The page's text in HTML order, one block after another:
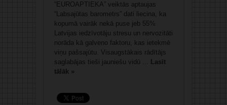
“EUROAPTIEKA” veiktās aptaujas
“Labsajūtas barometrs” dati liecina, ka
kopumā vairāk nekā puse jeb 55%
Latvijas iedzīvotāju stresu un nervozitāti
norāda kā galveno faktoru, kas ietekmē
viņu pašsajūtu. Visaugstākais rādītājs
saglabājas tieši jauniešu vidū ... Lasīt
tālāk »